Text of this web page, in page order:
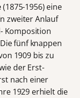
(1875-1956) eine
zweiter Anlauf
Komposition
fünf knappen
1909 bis zu
der Erst-
nach einer
1929 erhielt die